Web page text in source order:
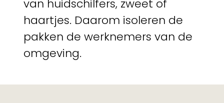
van huidschilfers, zweet of
haartjes. Daarom isoleren de
pakken de werknemers van de
omgeving.